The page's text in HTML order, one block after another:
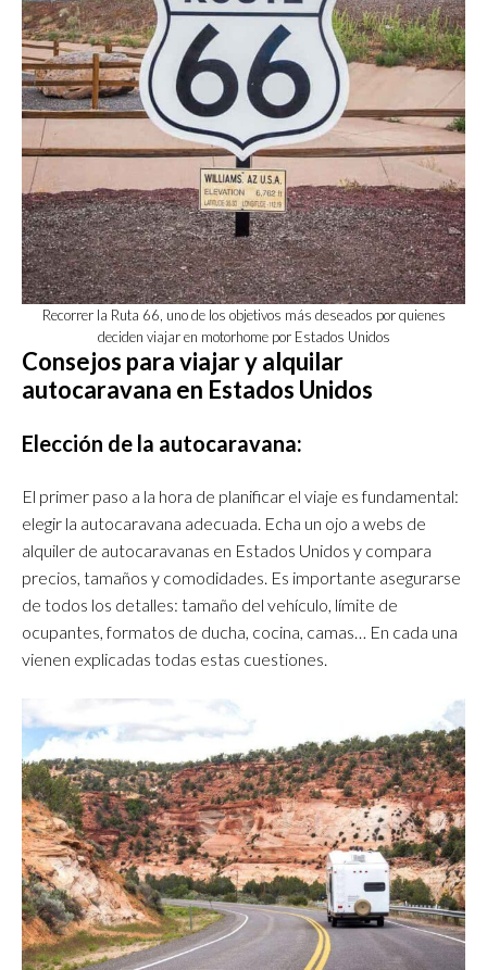
Recorrer la Ruta 66, uno de los objetivos más deseados por quienes
deciden viajar en motorhome por Estados Unidos
Consejos para viajar y alquilar
autocaravana en Estados Unidos
Elección de la autocaravana:
El primer paso a la hora de planificar el viaje es fundamental:
elegir la autocaravana adecuada. Echa un ojo a webs de
alquiler de autocaravanas en Estados Unidos y compara
precios, tamaños y comodidades. Es importante asegurarse
de todos los detalles: tamaño del vehículo, límite de
ocupantes, formatos de ducha, cocina, camas… En cada una
vienen explicadas todas estas cuestiones.